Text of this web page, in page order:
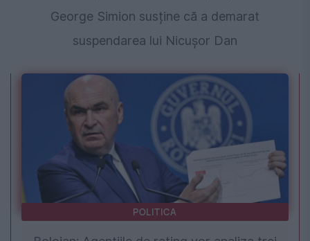
George Simion susține că a demarat
suspendarea lui Nicușor Dan
POLITICA